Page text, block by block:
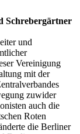
Schrebergärtner
und
Vereinigung
mit der
zuwider
auch die
Roten
die Berliner